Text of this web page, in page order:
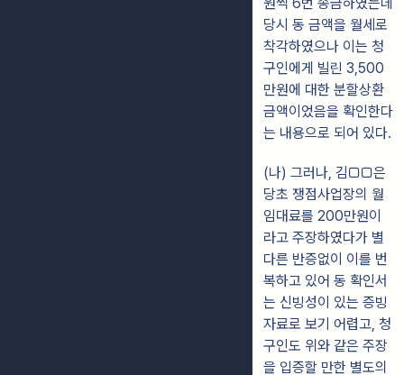
당시 동 금액을 월세로
착각하였으나 이는 청
구인에게 빌린 3,500
만원에 대한 분할상환
금액이었음을 확인한다
는 내용으로 되어 있다.
(나) 그러나, 김□□은
당초 쟁점사업장의 월
임대료를 200만원이
라고 주장하였다가 별
다른 반증없이 이를 번
복하고 있어 동 확인서
는 신빙성이 있는 증빙
자료로 보기 어렵고, 청
구인도 위와 같은 주장
을 입증할 만한 별도의